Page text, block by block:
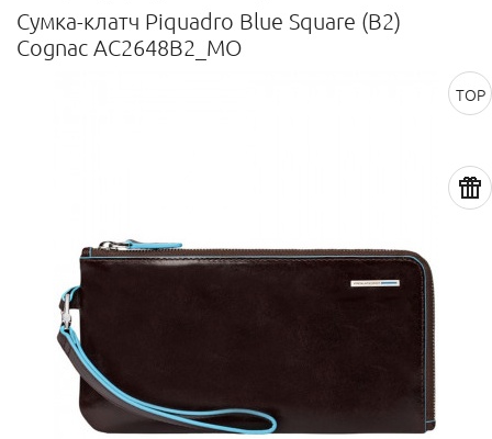
Сумка-клатч Piquadro Blue Square (B2)
Cognac AC2648B2_MO
TOP